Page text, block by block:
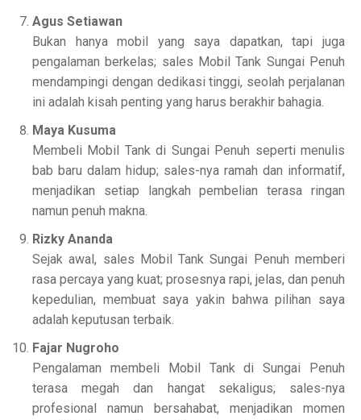
Agus Setiawan
Bukan hanya mobil yang saya dapatkan, tapi juga
pengalaman berkelas; sales Mobil Tank Sungai Penuh
mendampingi dengan dedikasi tinggi, seolah perjalanan
ini adalah kisah penting yang harus berakhir bahagia.
Maya Kusuma
Membeli Mobil Tank di Sungai Penuh seperti menulis
bab baru dalam hidup; sales-nya ramah dan informatif,
menjadikan setiap langkah pembelian terasa ringan
namun penuh makna.
Rizky Ananda
Sejak awal, sales Mobil Tank Sungai Penuh memberi
rasa percaya yang kuat; prosesnya rapi, jelas, dan penuh
kepedulian, membuat saya yakin bahwa pilihan saya
adalah keputusan terbaik.
Fajar Nugroho
Pengalaman membeli Mobil Tank di Sungai Penuh
terasa megah dan hangat sekaligus; sales-nya
profesional namun bersahabat, menjadikan momen